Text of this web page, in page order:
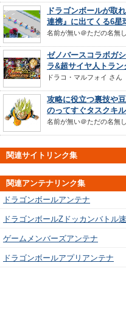
ドラゴンボールが取
連携』に出てくる6星
名前が無い＠ただの名無
ゼノバースコラボガ
ラ&超サイヤ人トラン
ドラコ・マルフォイ さん
攻略に役立つ裏技や
のってすぐタスクキ
名前が無い＠ただの名無
関連サイトリンク集
関連アンテナリンク集
ドラゴンボールアンテナ
ドラゴンボールZドッカンバトル
ゲームメンバーズアンテナ
ドラゴンボールアプリアンテナ